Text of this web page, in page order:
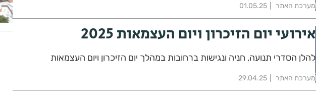
מערכת האתר 01.05.25
אירועי יום הזיכרון ויום העצמאות 2025
להלן הסדרי תנועה, חניה ונגישות ברחובות במהלך יום הזיכרון ויום העצמאות
מערכת האתר 29.04.25